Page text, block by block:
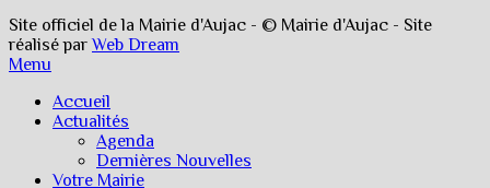
Site officiel de la Mairie d'Aujac - © Mairie d'Aujac - Site
réalisé parWeb Dream
Menu
Accueil
Actualités
Agenda
Dernières Nouvelles
Votre Mairie